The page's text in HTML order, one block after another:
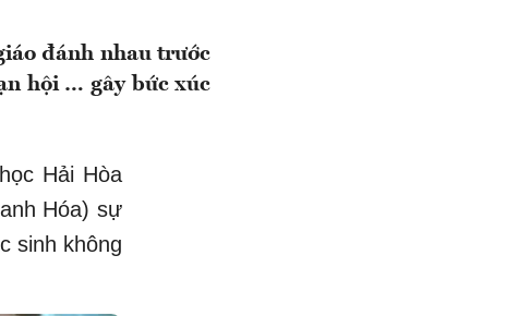
đánh nhau trước
hội … gây bức xúc
Hải Hòa
Hóa) sự
sinh không